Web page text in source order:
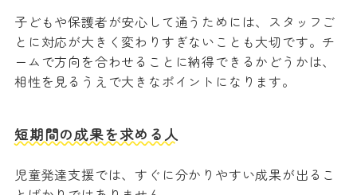
子どもや保護者が安心して通うためには、スタッフご
とに対応が大きく変わりすぎないことも大切です。チ
ームで方向を合わせることに納得できるかどうかは、
相性を見るうえで大きなポイントになります。
短期間の成果を求める人
児童発達支援では、すぐに分かりやすい成果が出るこ